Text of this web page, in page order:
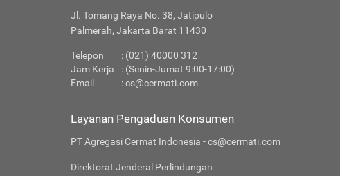
Jl. Tomang Raya No. 38, Jatipulo
Palmerah, Jakarta Barat 11430
Telepon
: (021) 40000 312
Jam Kerja
: (Senin-Jumat 9:00-17:00)
Email
:cs@cermati.com
Layanan Pengaduan Konsumen
PT Agregasi Cermat Indonesia - cs@cermati.com
Direktorat Jenderal Perlindungan